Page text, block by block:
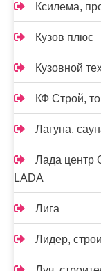
Ксилема,
Кузов плюс
Кузовной
КФ Строй,
Лагуна,
Лада центр
LADA
Лига
Лидер,